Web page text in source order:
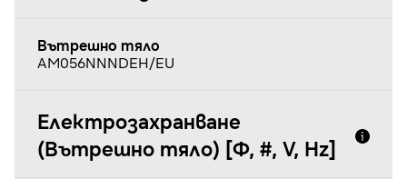
Вътрешно тяло
AM056NNNDEH/EU
Електрозахранване
(Вътрешно тяло) [Φ, #, V, Hz]